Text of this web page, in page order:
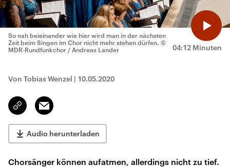
04:12 Minuten
So nah beieinander wie hier wird man in der nächsten
Zeit beim Singen im Chor nicht mehr stehen dürfen. ©
MDR-Rundfunkchor / Andreas Lander
Von Tobias Wenzel | 10.05.2020
Link
kopieren/teilen
Email
Audio herunterladen
Chorsänger können aufatmen, allerdings nicht zu tief.